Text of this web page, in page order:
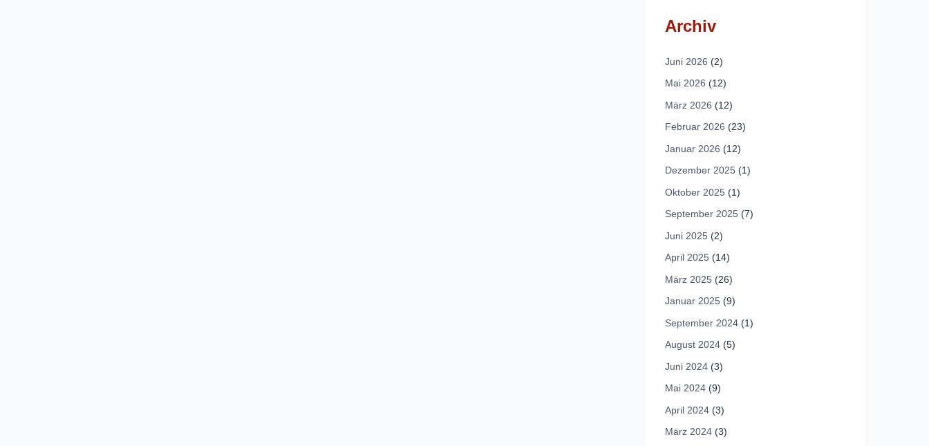
Archiv
Juni 2026 (2)
Mai 2026 (12)
März 2026 (12)
Februar 2026 (23)
Januar 2026 (12)
Dezember 2025 (1)
Oktober 2025 (1)
September 2025 (7)
Juni 2025 (2)
April 2025 (14)
März 2025 (26)
Januar 2025 (9)
September 2024 (1)
August 2024 (5)
Juni 2024 (3)
Mai 2024 (9)
April 2024 (3)
März 2024 (3)